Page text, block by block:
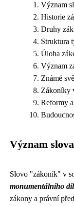
Význam
Historie
Druhy
Struktura
Úloha
Význam
Známé
Zákoníky
Reformy
Význam
Slovo "zákoník" v
monumentálního
zákony a právní